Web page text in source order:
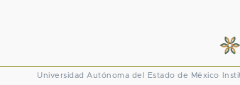
Universidad Autónoma del Estado de México